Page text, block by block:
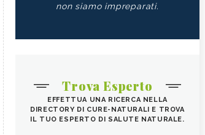
non siamo impreparati.
Trova Esperto
EFFETTUA UNA RICERCA NELLA
DIRECTORY DI CURE-NATURALI E TROVA
IL TUO ESPERTO DI SALUTE NATURALE.